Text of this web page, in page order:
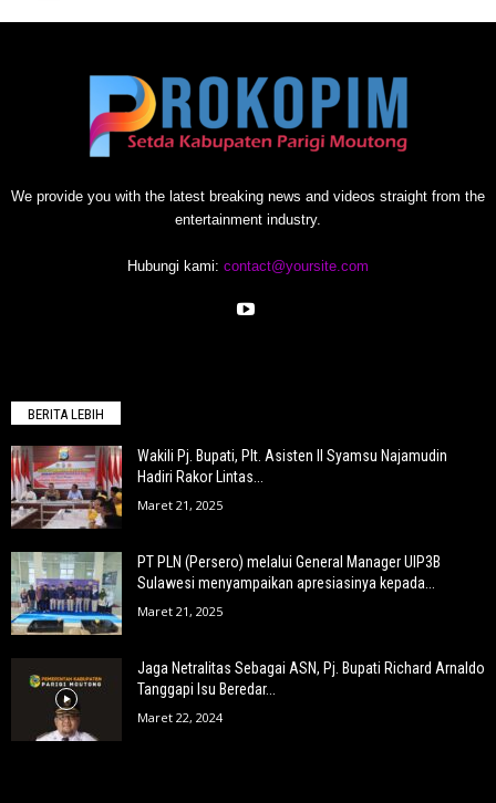
We provide you with the latest breaking news and videos straight from the
entertainment industry.
Hubungi kami: contact@yoursite.com
BERITA LEBIH
Wakili Pj. Bupati, Plt. Asisten II Syamsu Najamudin
Hadiri Rakor Lintas...
Maret 21, 2025
PT PLN (Persero) melalui General Manager UIP3B
Sulawesi menyampaikan apresiasinya kepada...
Maret 21, 2025
Jaga Netralitas Sebagai ASN, Pj. Bupati Richard Arnaldo
Tanggapi Isu Beredar...
Maret 22, 2024